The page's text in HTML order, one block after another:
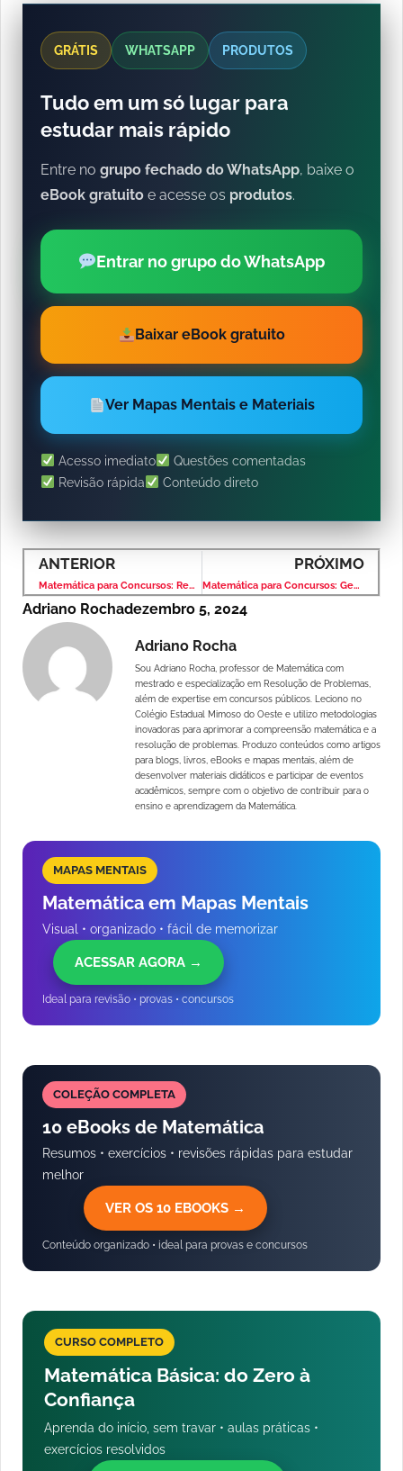
GRÁTIS WHATSAPP PRODUTOS
Tudo em um só lugar para
estudar mais rápido
Entre no grupo fechado do WhatsApp, baixe o
eBook gratuito e acesse os produtos.
Entrar no grupo do WhatsApp
Baixar eBook gratuito
Ver Mapas Mentais e Materiais
Acesso imediato
Questões comentadas
Revisão rápida
Conteúdo direto
ANTERIOR
Matemática para Concursos: Regra de Três – Banca VUNESP – Nível Superior
PRÓXIMO
Matemática para Concursos: Geometria Plana – Banca VUNESP – Nível Superior
Adriano Rochadezembro 5, 2024
Adriano Rocha
Sou Adriano Rocha, professor de Matemática com
mestrado e especialização em Resolução de Problemas,
além de expertise em concursos públicos. Leciono no
Colégio Estadual Mimoso do Oeste e utilizo metodologias
inovadoras para aprimorar a compreensão matemática e a
resolução de problemas. Produzo conteúdos como artigos
para blogs, livros, eBooks e mapas mentais, além de
desenvolver materiais didáticos e participar de eventos
acadêmicos, sempre com o objetivo de contribuir para o
ensino e aprendizagem da Matemática.
MAPAS MENTAIS
Matemática em Mapas Mentais
Visual • organizado • fácil de memorizar
ACESSAR AGORA →
Ideal para revisão • provas • concursos
COLEÇÃO COMPLETA
10 eBooks de Matemática
Resumos • exercícios • revisões rápidas para estudar
melhor
VER OS 10 EBOOKS →
Conteúdo organizado • ideal para provas e concursos
CURSO COMPLETO
Matemática Básica: do Zero à
Confiança
Aprenda do início, sem travar • aulas práticas •
exercícios resolvidos